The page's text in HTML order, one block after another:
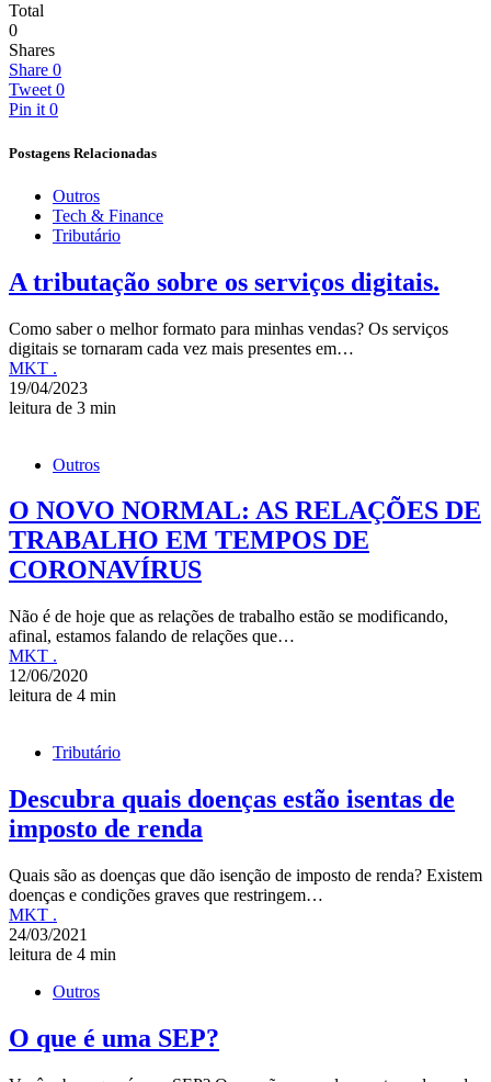
Total
0
Shares
Share 0
Tweet 0
Pin it 0
Postagens Relacionadas
Outros
Tech & Finance
Tributário
A tributação sobre os serviços digitais.
Como saber o melhor formato para minhas vendas? Os serviços
digitais se tornaram cada vez mais presentes em…
MKT .
19/04/2023
leitura de 3 min
Outros
O NOVO NORMAL: AS RELAÇÕES DE
TRABALHO EM TEMPOS DE
CORONAVÍRUS
Não é de hoje que as relações de trabalho estão se modificando,
afinal, estamos falando de relações que…
MKT .
12/06/2020
leitura de 4 min
Tributário
Descubra quais doenças estão isentas de
imposto de renda
Quais são as doenças que dão isenção de imposto de renda? Existem
doenças e condições graves que restringem…
MKT .
24/03/2021
leitura de 4 min
Outros
O que é uma SEP?